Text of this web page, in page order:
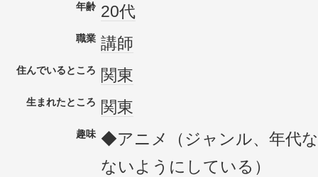
年齢 20代
職業 講師
住んでいるところ 関東
生まれたところ 関東
趣味 ◆アニメ（ジャンル、年代
ないようにしている）